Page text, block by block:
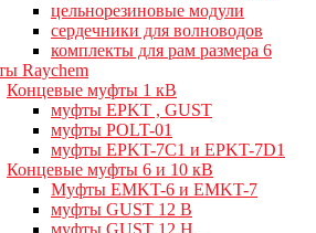
цельнорезиновые модули
сердечники для волноводов
комплекты для рам размера 6
Raychem
Концевые муфты 1 кВ
муфты EPKT , GUST
муфты POLT-01
муфты EPKT-7C1 и EPKT-7D1
Концевые муфты 6 и 10 кВ
Муфты EMKT-6 и EMKT-7
муфты GUST 12 В
муфты GUST 12 Н